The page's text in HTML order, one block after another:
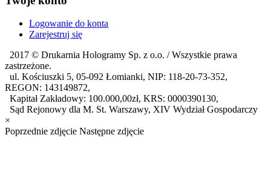
Logowanie do konta
Zarejestruj się
2017 © Drukarnia Hologramy Sp. z o.o. / Wszystkie prawa
zastrzeżone.
ul. Kościuszki 5, 05-092 Łomianki, NIP: 118-20-73-352,
REGON: 143149872,
Kapitał Zakładowy: 100.000,00zł, KRS: 0000390130,
Sąd Rejonowy dla M. St. Warszawy, XIV Wydział Gospodarczy
×
Poprzednie zdjęcie Następne zdjęcie